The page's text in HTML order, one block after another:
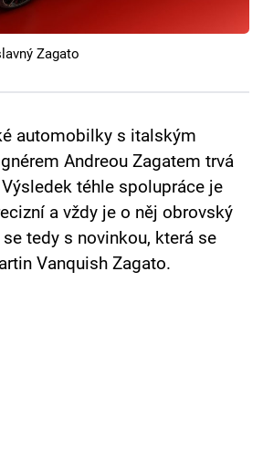
Zagato
automobilky s italským
Andreou Zagatem trvá
téhle spolupráce je
a vždy je o něj obrovský
tedy s novinkou, která se
Vanquish Zagato.